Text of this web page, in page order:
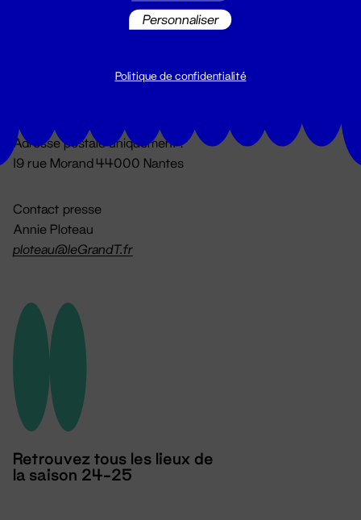
Du lundi au vendredi 14h → 18h
Adresse postale uniquement :
19 rue Morand 44000 Nantes
Contact presse
Annie Ploteau
ploteau@leGrandT.fr
Retrouvez tous les lieux de
la saison 24-25
Personnaliser
Politique de confidentialité